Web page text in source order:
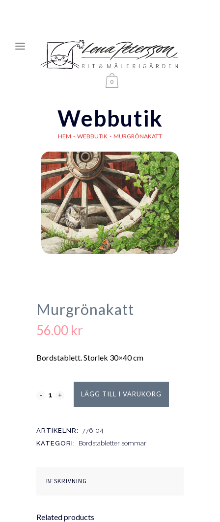
0
Webbutik
HEM - WEBBUTIK - MURGRÖNAKATT
Murgrönakatt
56.00 kr
Bordstablett. Storlek 30×40 cm
LÄGG TILL I VARUKORG
ARTIKELNR: 776-04
KATEGORI:
Bordstabletter sommar
BESKRIVNING
Related products